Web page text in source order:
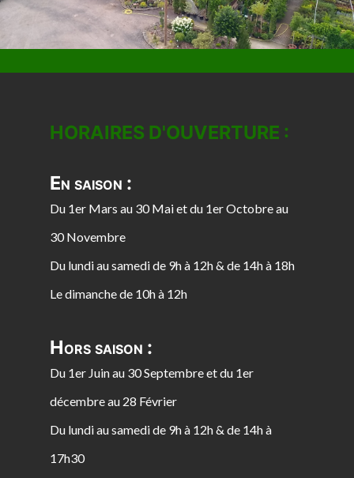
HORAIRES D'OUVERTURE :
En saison :
Du 1er Mars au 30 Mai et du 1er Octobre au
30 Novembre
Du lundi au samedi de 9h à 12h & de 14h à 18h
Le dimanche de 10h à 12h
Hors saison :
Du 1er Juin au 30 Septembre et du 1er
décembre au 28 Février
Du lundi au samedi de 9h à 12h & de 14h à
17h30